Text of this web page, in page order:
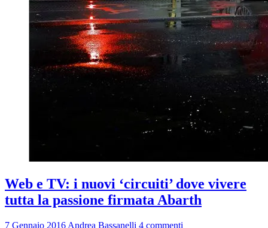
Web e TV: i nuovi ‘circuiti’ dove vivere
tutta la passione firmata Abarth
7 Gennaio 2016 Andrea Bassanelli 4 commenti